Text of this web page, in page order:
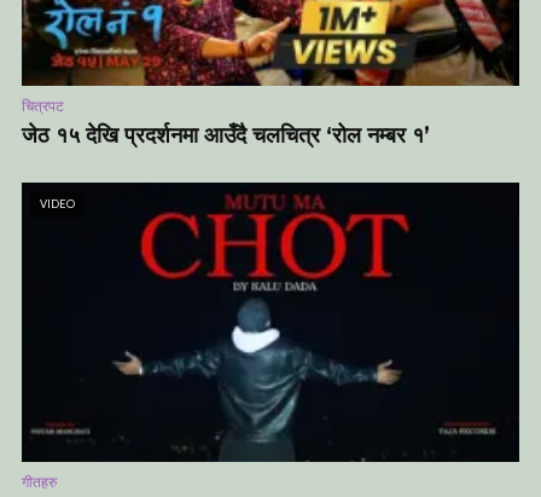
चित्रपट
जेठ १५ देखि प्रदर्शनमा आउँदै चलचित्र ‘रोल नम्बर १’
VIDEO
गीतहरु